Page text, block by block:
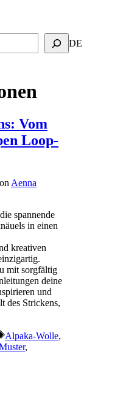
DE
Vom
Loop-
Aenna
spannende
in einen
kreativen
mit sorgfältig
deine
und
des Strickens,
Schlagwörter
Alpaka-Wolle,
,